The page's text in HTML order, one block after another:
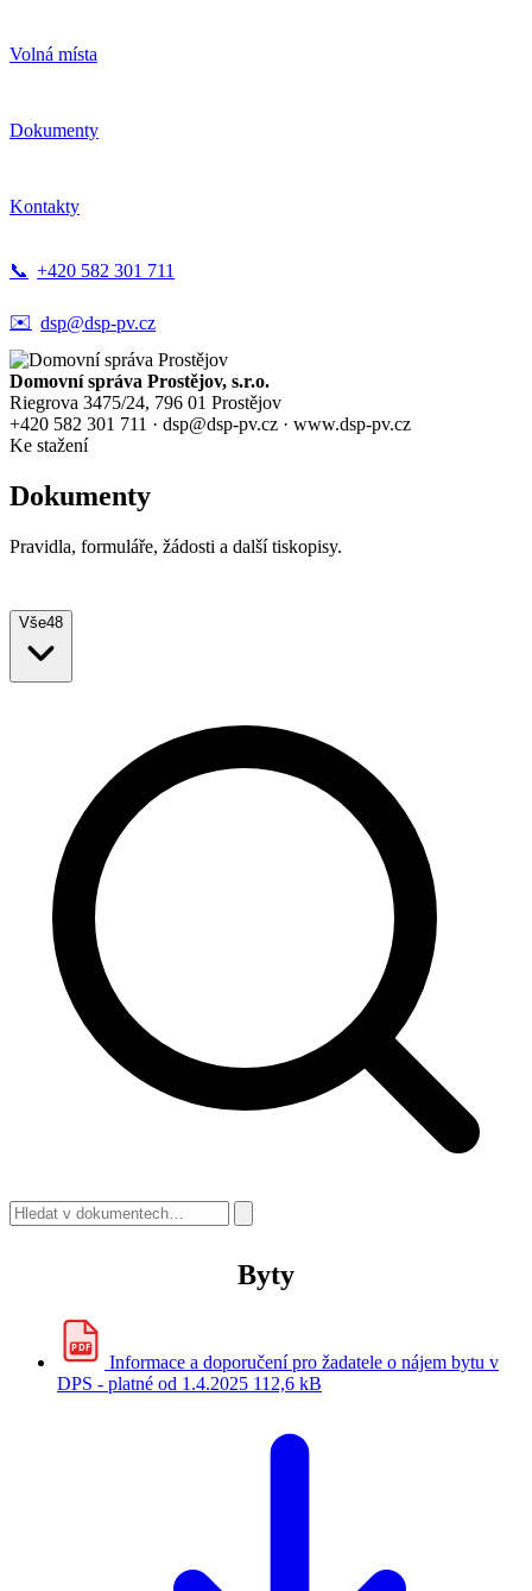
Volná místa
Dokumenty
Kontakty
📞 +420 582 301 711
✉️ dsp@dsp-pv.cz
Domovní správa Prostějov, s.r.o.
Riegrova 3475/24, 796 01 Prostějov
+420 582 301 711 · dsp@dsp-pv.cz · www.dsp-pv.cz
Ke stažení
Dokumenty
Pravidla, formuláře, žádosti a další tiskopisy.
Vše48
Byty
PDF
Informace a doporučení pro žadatele o nájem bytu v
DPS - platné od 1.4.2025 112,6 kB